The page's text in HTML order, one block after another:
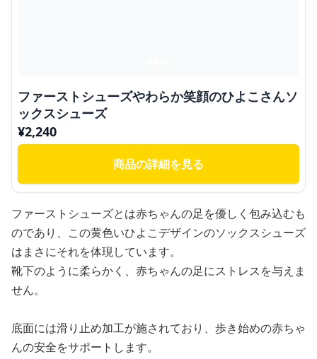
ファーストシューズやわらか笑顔のひよこさんソ
ックスシューズ
¥2,240
商品の詳細を見る
ファーストシューズとは赤ちゃんの足を優しく包み込むも
のであり、この黄色いひよこデザインのソックスシューズ
はまさにそれを体現しています。
靴下のように柔らかく、赤ちゃんの足にストレスを与えま
せん。
底面には滑り止め加工が施されており、歩き始めの赤ちゃ
んの安全をサポートします。